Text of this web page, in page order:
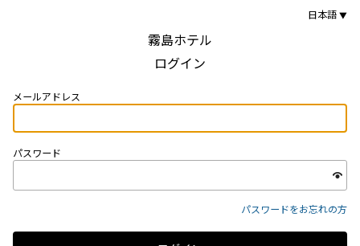
霧島ホテル
日本語
ログイン
メールアドレス
パスワード
パスワードをお忘れの方